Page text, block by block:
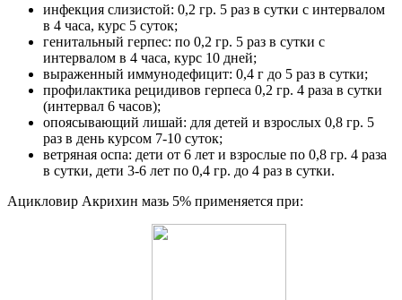
инфекция слизистой: 0,2 гр. 5 раз в сутки с интервалом
в 4 часа, курс 5 суток;
генитальный герпес: по 0,2 гр. 5 раз в сутки с
интервалом в 4 часа, курс 10 дней;
выраженный иммунодефицит: 0,4 г до 5 раз в сутки;
профилактика рецидивов герпеса 0,2 гр. 4 раза в сутки
(интервал 6 часов);
опоясывающий лишай: для детей и взрослых 0,8 гр. 5
раз в день курсом 7-10 суток;
ветряная оспа: дети от 6 лет и взрослые по 0,8 гр. 4 раза
в сутки, дети 3-6 лет по 0,4 гр. до 4 раз в сутки.
Ацикловир Акрихин мазь 5% применяется при: